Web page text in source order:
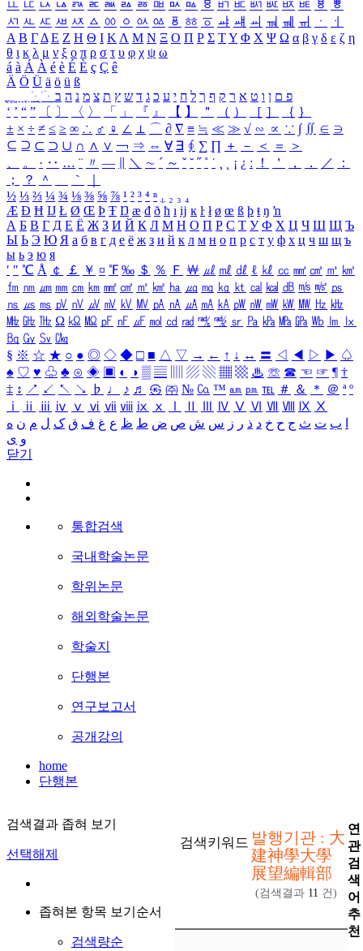
ㅥ ㅦ ㅧ ㅨ ㅩ ㅪ ㅫ ㅬ ㅭ ㅮ ㅯ ㅰ ㅱ ㅲ ㅳ ㅴ ㅵ ㅶ ㅷ ㅸ
ㅹ
ㅺ ㅻ ㅼ ㅽ ㅾ ㅿ ㆀ ㆁ ㆂ ㆃ ㆄ ㆅ ㆆ ㆇ ㆈ ㆉ ㆊ ㆋ ㆌ ㆍ
ㆎ
Α Β ΓΔ Ε Ζ Η Θ Ι ΚΛ Μ Ν Ξ Ο Π Ρ Σ ΤΥ Φ Χ Ψ Ω α β γ δ ε ζ η
θ ι κ λ μ ν ξ ο π ρ σ τ υ φ χ ψ ω
á à Á À é è É È ç Ç ê
Ä Ö Ü ä ö ü ß
ִֶֹ ֻּ ׁׂ פ ם ן ו ט א ר ק ף ך ל ח י ע כ ג ד ש ץ ת צ מ נ ה ב
‘ ’ “ ” 〔 〕 〈 〉 「 」 『 』 【 】 ＂ （ ） ［ ］ ｛ ｝
± × ÷ ≠ ≤ ≥ ∞ ∴ ♂ ♀ ∠ ⊥ ⌒ ∂ ∇ ≡ ≒ ≪ ≫ √ ∽ ∝ ∵ ∫ ∬ ∈ ∋
⊆ ⊇ ⊂ ⊃ ∪ ∩ ∧ ∨ ￢ ⇒ ⇔ ∀ ∃ ∮ ∑ ∏ ＋ － ＜ ＝
＞
、
。 · ‥ … ¨ 〃 ― ＼ ∼ ´ ～ ˇ ˘ ˝ ˚ ˙ ¸ ¡ ¿ ː ！ ＇ ， ． ／
：
；
？ ＾ ｀
½ ⅓ ⅔ ¼ ¾ ⅛ ⅜ ⅝ ⅞ ¹ ² ³ ⁴ ⁿ ₁ ₂ ₃ ₄
Æ Ð Ħ Ĳ Ł Ø Œ Þ Ŧ Ŋ æ đ ð ħ ı ĳ ĸ ŀ ł ø œ ß þ ŧ ŋ ŉ
А Б В Г Д Е Ё Ж З И Й К Л М Н О П Р С Т У Ф Х Ц Ч Ш Щ Ъ
Ы Ь Э Ю Я а б в г д е ё ж з и й к л м н о п р с т у ф х ц ч ш щ ъ
ы ь э ю я
′ ″ ℃ Å ￠ ￡ ￥ ¤ ℉ ‰ ＄ ％ Ｆ ￦ ㎕ ㎖ ㎗ ℓ ㎘ ㏄ ㎣ ㎤ ㎥ ㎦
㎙ ㎚ ㎛ ㎜ ㎝ ㎞ ㎟ ㎠ ㎡ ㎢ ㏊ ㎍ ㎎ ㎏ ㏏ ㎈ ㎉ ㏈ ㎧ ㎨ ㎰
㎱ ㎲ ㎳ ㎴ ㎵ ㎶ ㎷ ㎸ ㎹ ㎀ ㎁ ㎂ ㎃ ㎄ ㎺ ㎻ ㎽ ㎾ ㎿ ㎐ ㎑
㎒ ㎓ ㎔ Ω ㏀ ㏁ ㎊ ㎋ ㎌ ㏖ ㏅ ㎭ ㎮ ㎯ ㏛ ㎩ ㎪ ㎫ ㎬ ㏝ ㏐
㏓
㏃ ㏉ ㏜ ㏆
§ ※ ☆ ★ ○ ● ◎ ◇ ◆ □ ■ △ ▽ → ← ↑ ↓ ↔ 〓 ◁ ◀ ▷ ▶ ♤
♠ ♡ ♥ ♧ ♣ ⊙ ◈ ▣ ◐ ◑ ▒ ▤ ▨ ▧ ▦ ▩ ♨ ☏ ☎ ☜ ☞ ¶ †
‡ ↕ ↗ ↙ ↖ ↘ ♭ ♩ ♪ ♬ ㉿ ㈜ № ㏇ ™ ㏂ ㏘ ℡ ＃ ＆ ＊ ＠ ª º
ⅰ
ⅱ ⅲ ⅳ ⅴ ⅵ ⅶ ⅷ ⅸ ⅹ Ⅳ Ⅴ Ⅵ Ⅶ Ⅷ Ⅸ Ⅹ
ب ت ث ج ح خ د ذ ر ز س ش ص ض ط ظ ع غ ف ق ک ل م ن ه
و ی
닫기
통합검색
국내학술논문
학위논문
해외학술논문
학술지
단행본
연구보고서
공개강의
home
단행본
검색결과 좁혀 보기
선택해제
좁혀본 항목 보기순서
검색량순
검색키워드 발행기관 : 大
建神學大學
展望編輯部
(검색결과 11 건)
연
관
검
색
어
추
천